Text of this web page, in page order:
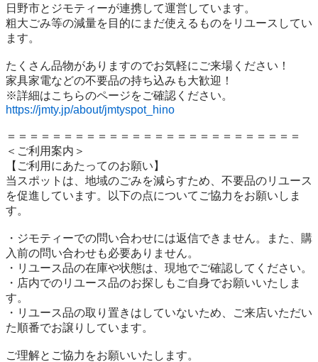
日野市とジモティーが連携して運営しています。
粗⼤ごみ等の減量を⽬的にまだ使えるものをリユースしてい
ます。
たくさん品物がありますのでお気軽にご来場ください！
家具家電などの不要品の持ち込みも大歓迎！
https://jmty.jp/about/jmtyspot_hino
＝＝＝＝＝＝＝＝＝＝＝＝＝＝＝＝＝＝＝＝＝＝＝＝＝＝
＜ご利用案内＞
【ご利用にあたってのお願い】
当スポットは、地域のごみを減らすため、不要品のリユース
を促進しています。以下の点についてご協力をお願いしま
す。
・ジモティーでの問い合わせには返信できません。また、購
入前の問い合わせも必要ありません。
・リユース品の在庫や状態は、現地でご確認してください。
・店内でのリユース品のお探しもご自身でお願いいたしま
す。
・リユース品の取り置きはしていないため、ご来店いただい
た順番でお譲りしています。
ご理解とご協力をお願いいたします。